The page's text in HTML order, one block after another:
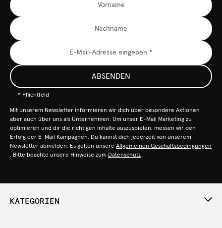
ABSENDEN
* Pflichtfeld
Mit unserem Newsletter informieren wir dich über besondere Aktionen
aber auch über uns als Unternehmen. Um unser E-Mail Marketing zu
optimieren und dir die richtigen Inhalte auszuspielen, messen wir den
Erfolg der E-Mail Kampagnen. Du kannst dich jederzeit von unserem
Newsletter abmelden. Es gelten unsere Allgemeinen Geschäftsbedingungen
. Bitte beachte unsere Hinweise zum Datenschutz .
KATEGORIEN